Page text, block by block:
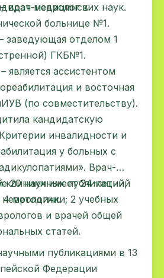
медицинских наук.
врач-невролог в
больнице №1.
заведующая отделом 1
ГКБ№1.
является ассистентом
и восточная
(по совместительству).
кандидатскую
инвалидности и
у больных с
Врач-
клиники имеет 24-летний
20 научных публикаций,
методички; 2 учебных
и врачей общей
статей.
публикациями в 13
Федерации